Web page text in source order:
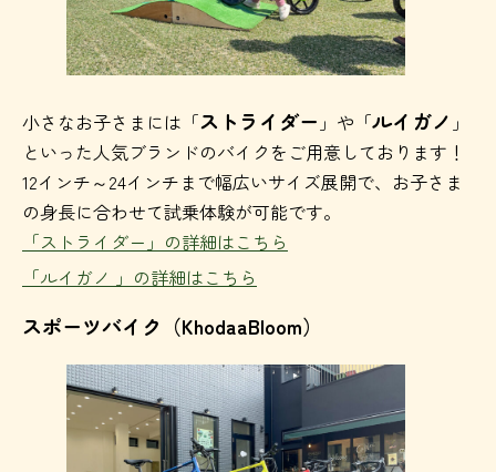
小さなお子さまには「ストライダー 」や「ルイガノ 」
といった人気ブランドのバイクをご用意しております！
12インチ～24インチまで幅広いサイズ展開で、お子さま
の身長に合わせて試乗体験が可能です。
「ストライダー」の詳細はこちら
「ルイガノ 」の詳細はこちら
スポーツバイク（KhodaaBloom）